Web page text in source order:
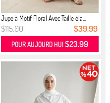
Jupe à Motif Floral Avec Taille éla...
$115.00 $39.99
POUR AUJOURD HUI $23.99